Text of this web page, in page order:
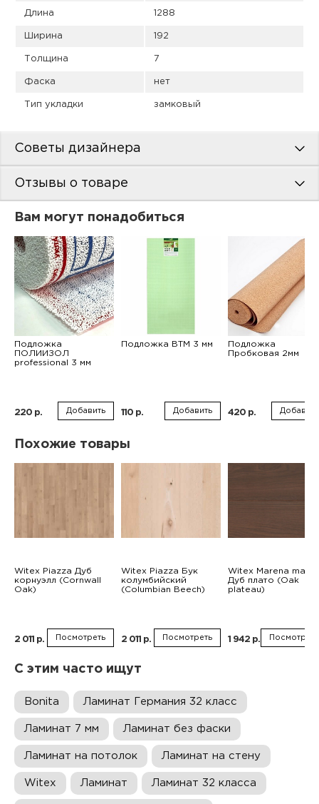
Длина 1288
Ширина 192
Толщина 7
Фаска нет
Тип укладки замковый
Советы дизайнера
Отзывы о товаре
Вам могут понадобиться
Подложка
ПОЛИИЗОЛ
professional 3 мм
220 р. Добавить
Подложка ВТМ 3 мм
110 р. Добавить
Подложка
Пробковая 2мм
420 р. Добавить
Похожие товары
Witex Piazza Дуб
корнуэлл (Cornwall
Oak)
2 011 р. Посмотреть
Witex Piazza Бук
колумбийский
(Columbian Beech)
2 011 р. Посмотреть
Witex Marena maxi
Дуб плато (Oak
plateau)
1 942 р. Посмотреть
С этим часто ищут
Bonita Ламинат Германия 32 класс
Ламинат 7 мм Ламинат без фаски
Ламинат на потолок Ламинат на стену
Witex Ламинат Ламинат 32 класса